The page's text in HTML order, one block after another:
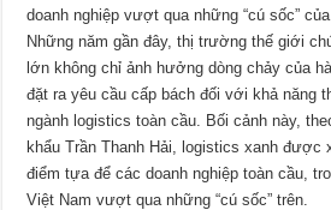
doanh nghiệp vượt qua những “cú sốc”
Những năm gần đây, thị trường thế giới
lớn không chỉ ảnh hưởng dòng chảy của
đặt ra yêu cầu cấp bách đối với khả năng
ngành logistics toàn cầu. Bối cảnh này,
khẩu Trần Thanh Hải, logistics xanh được
điểm tựa để các doanh nghiệp toàn cầu,
Việt Nam vượt qua những “cú sốc” trên.